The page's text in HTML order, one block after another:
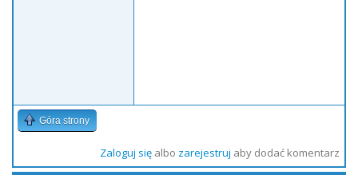
Góra strony
Zaloguj sięalbo zarejestruj aby dodać komentarz